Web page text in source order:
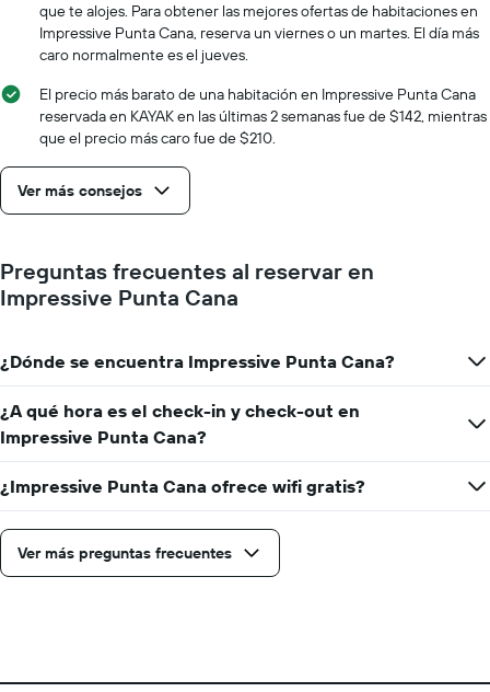
que
indica
días
de
semana.
El
gráfico
muestra
Y
que
precio
promedio
una
habitación
que te alojes. Para obtener las mejores ofertas de habitaciones en
Impressive Punta Cana, reserva un viernes o un martes. El día más
caro normalmente es el jueves.
El precio más barato de una habitación en Impressive Punta Cana
reservada en KAYAK en las últimas 2 semanas fue de $142, mientras
que el precio más caro fue de $210.
Ver más consejos
Preguntas frecuentes al reservar en
Impressive Punta Cana
¿Dónde se encuentra Impressive Punta Cana?
¿A qué hora es el check-in y check-out en
Impressive Punta Cana?
¿Impressive Punta Cana ofrece wifi gratis?
Ver más preguntas frecuentes